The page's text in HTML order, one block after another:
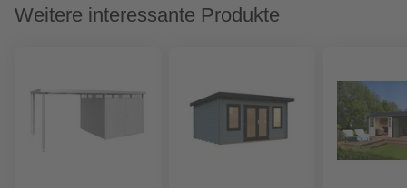
Weitere interessante Produkte